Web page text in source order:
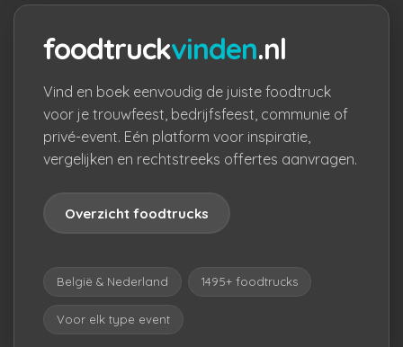
foodtruckvinden.nl
Vind en boek eenvoudig de juiste foodtruck
voor je trouwfeest, bedrijfsfeest, communie of
privé-event. Eén platform voor inspiratie,
vergelijken en rechtstreeks offertes aanvragen.
Overzicht foodtrucks
België & Nederland 1495+ foodtrucks
Voor elk type event